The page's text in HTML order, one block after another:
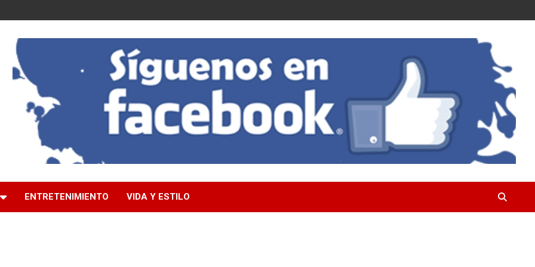
ENTRETENIMIENTO VIDA Y ESTILO